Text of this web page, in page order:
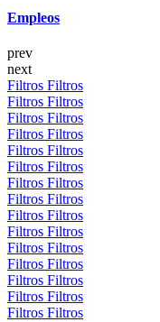
Empleos
prev
next
Filtros Filtros
Filtros Filtros
Filtros Filtros
Filtros Filtros
Filtros Filtros
Filtros Filtros
Filtros Filtros
Filtros Filtros
Filtros Filtros
Filtros Filtros
Filtros Filtros
Filtros Filtros
Filtros Filtros
Filtros Filtros
Filtros Filtros